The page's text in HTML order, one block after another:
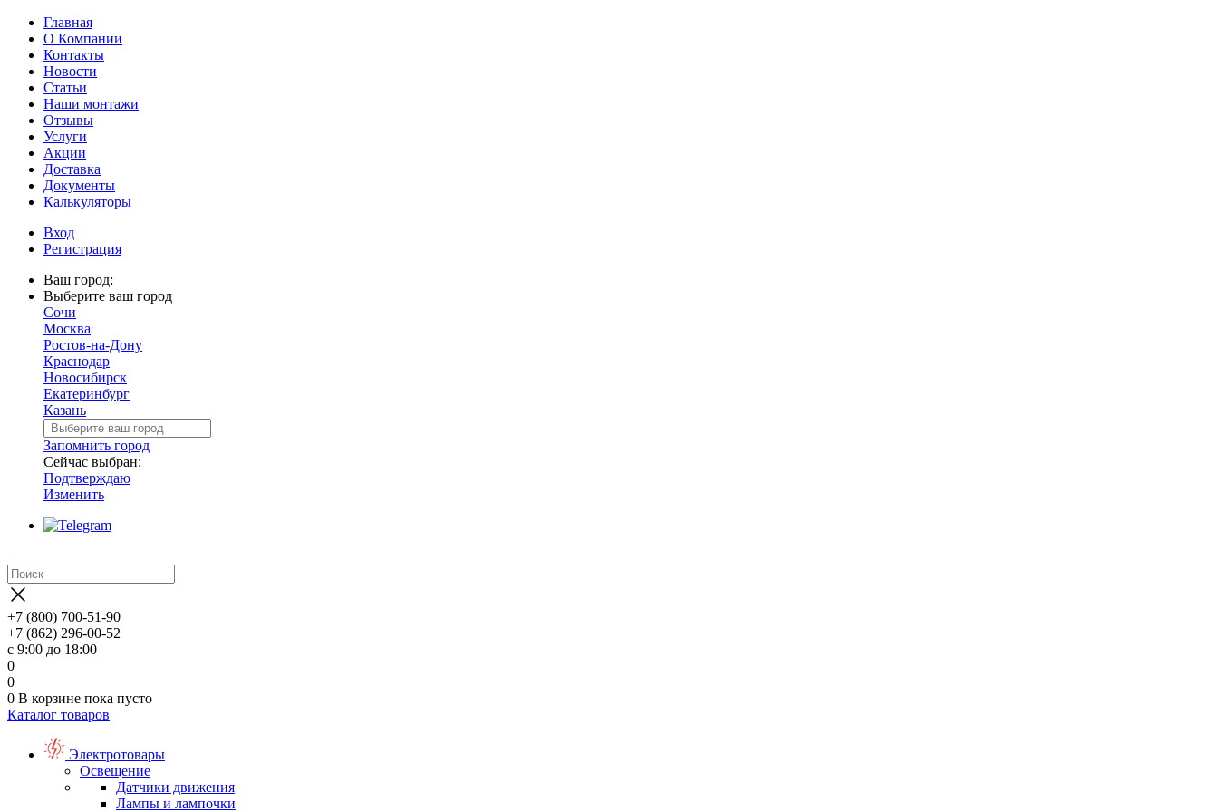
Главная
О Компании
Контакты
Новости
Статьи
Наши монтажи
Отзывы
Услуги
Акции
Доставка
Документы
Калькуляторы
Вход
Регистрация
Ваш город:
Выберите ваш город
Сочи
Москва
Ростов-на-Дону
Краснодар
Новосибирск
Екатеринбург
Казань
Запомнить город
Сейчас выбран:
Подтверждаю
Изменить
+7 (800) 700-51-90
+7 (862) 296-00-52
с 9:00 до 18:00
0
0
0 В корзине пока пусто
Каталог товаров
Электротовары
Освещение
Датчики движения
Лампы и лампочки